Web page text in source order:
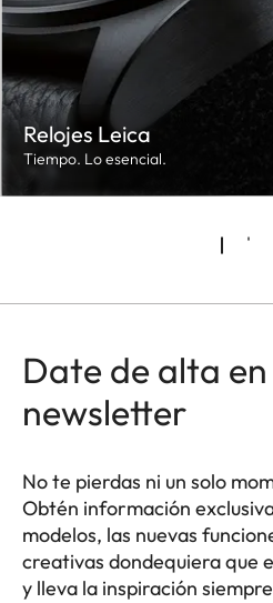
Relojes Leica
Tiempo. Lo esencial.
Date de alta
newsletter
No te pierdas ni un solo
Obtén información
modelos, las nuevas
creativas dondequiera que
y lleva la inspiración